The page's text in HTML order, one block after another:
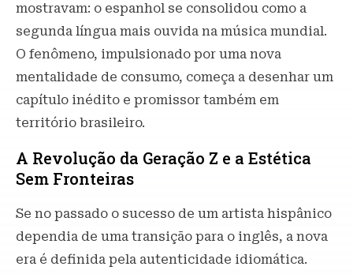
mostravam: o espanhol se consolidou como a
segunda língua mais ouvida na música mundial.
O fenômeno, impulsionado por uma nova
mentalidade de consumo, começa a desenhar um
capítulo inédito e promissor também em
território brasileiro.
A Revolução da Geração Z e a Estética
Sem Fronteiras
Se no passado o sucesso de um artista hispânico
dependia de uma transição para o inglês, a nova
era é definida pela autenticidade idiomática.